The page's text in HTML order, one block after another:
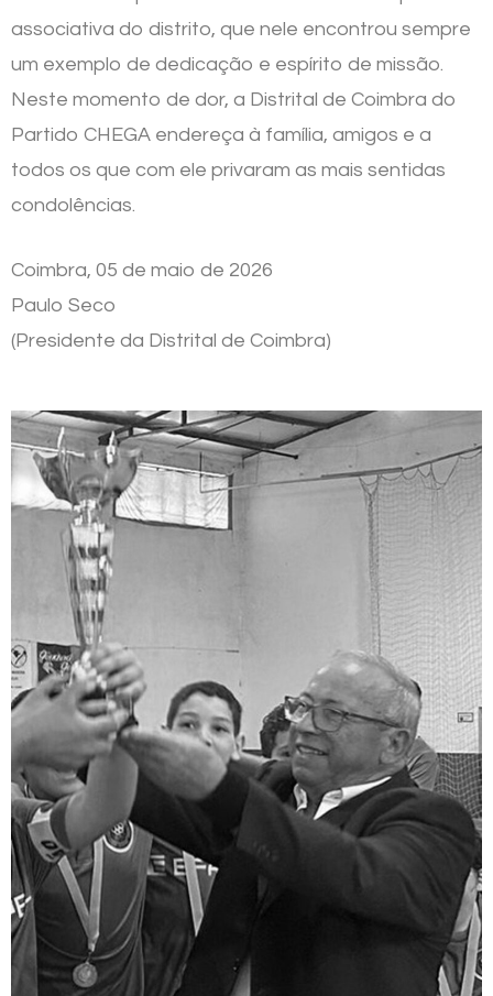
associativa do distrito, que nele encontrou sempre
um exemplo de dedicação e espírito de missão.
Neste momento de dor, a Distrital de Coimbra do
Partido CHEGA endereça à família, amigos e a
todos os que com ele privaram as mais sentidas
condolências.
Coimbra, 05 de maio de 2026
Paulo Seco
(Presidente da Distrital de Coimbra)